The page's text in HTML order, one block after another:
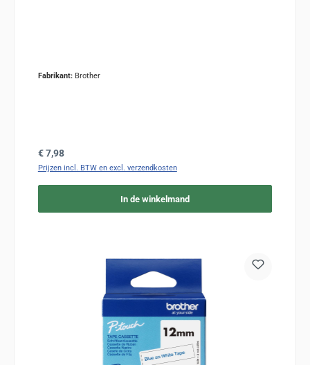
Fabrikant: Brother
Normale prijs:
€ 7,98
Prijzen incl. BTW en excl. verzendkosten
In de winkelmand